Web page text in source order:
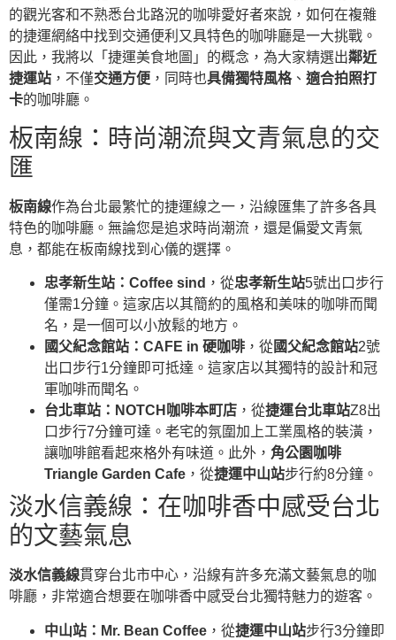
的觀光客和不熟悉台北路況的咖啡愛好者來說，如何在複雜
的捷運網絡中找到交通便利又具特色的咖啡廳是一大挑戰。
因此，我將以「捷運美食地圖」的概念，為大家精選出鄰近
捷運站 ，不僅交通方便 ，同時也具備獨特風格、 適合拍照打
卡的咖啡廳。
板南線：時尚潮流與文青氣息的交
匯
板南線作為台北最繁忙的捷運線之一，沿線匯集了許多各具
特色的咖啡廳。無論您是追求時尚潮流，還是偏愛文青氣
息，都能在板南線找到心儀的選擇。
忠孝新生站： Coffee sind ，從忠孝新生站5號出口步行
僅需1分鐘。這家店以其簡約的風格和美味的咖啡而聞
名，是一個可以小放鬆的地方。
國父紀念館站： CAFE in 硬咖啡 ，從國父紀念館站2號
出口步行1分鐘即可抵達。這家店以其獨特的設計和冠
軍咖啡而聞名。
台北車站： NOTCH咖啡本町店 ，從捷運台北車站Z8出
口步行7分鐘可達。老宅的氛圍加上工業風格的裝潢，
讓咖啡館看起來格外有味道。此外， 角公園咖啡
Triangle Garden Cafe ，從捷運中山站步行約8分鐘。
淡水信義線：在咖啡香中感受台北
的文藝氣息
淡水信義線貫穿台北市中心，沿線有許多充滿文藝氣息的咖
啡廳，非常適合想要在咖啡香中感受台北獨特魅力的遊客。
中山站： Mr. Bean Coffee ，從捷運中山站步行3分鐘即